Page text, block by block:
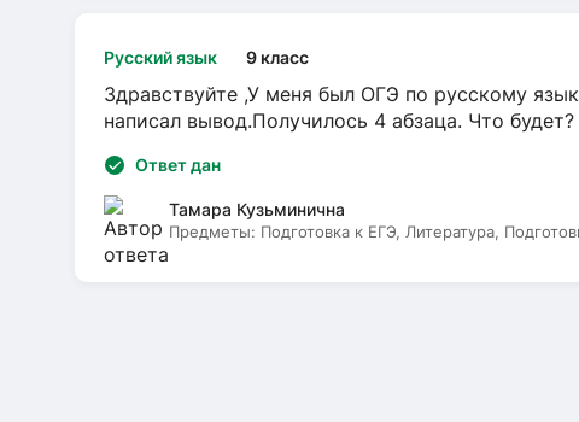
Русский язык 9 класс
Здравствуйте ,У меня был ОГЭ по русскому
написал вывод.Получилось 4 абзаца. Что
Ответ дан
Тамара Кузьминична
Предметы: Подготовка к ЕГЭ, Литература,